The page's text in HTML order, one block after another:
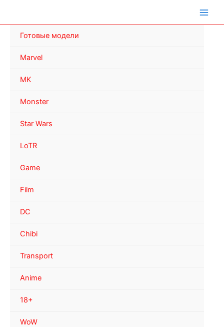
Готовые модели
Marvel
MK
Monster
Star Wars
LoTR
Game
Film
DC
Chibi
Transport
Anime
18+
WoW